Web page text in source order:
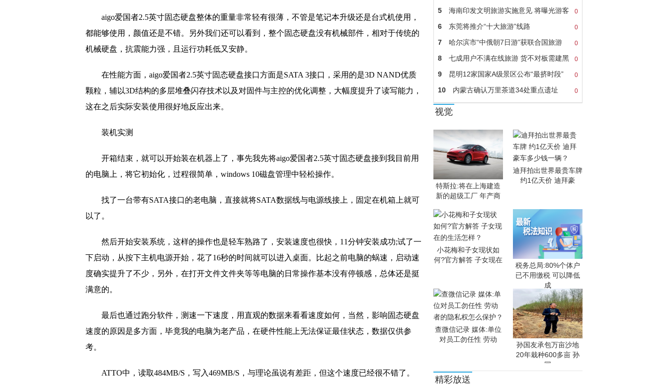
aigo爱国者2.5英寸固态硬盘整体的重量非常轻有很薄，不管是笔记本升级还是台式机使用，
都能够使用，颜值还是不错。另外我们还可以看到，整个固态硬盘没有机械部件，相对于传统的
机械硬盘，抗震能力强，且运行功耗低又安静。
在性能方面，aigo爱国者2.5英寸固态硬盘接口方面是SATA 3接口，采用的是3D NAND优质
颗粒，辅以3D结构的多层堆叠闪存技术以及对固件与主控的优化调整，大幅度提升了读写能力，
这在之后实际安装使用很好地反应出来。
装机实测
开箱结束，就可以开始装在机器上了，事先我先将aigo爱国者2.5英寸固态硬盘接到我目前用
的电脑上，将它初始化，过程很简单，windows 10磁盘管理中轻松操作。
找了一台带有SATA接口的老电脑，直接就将SATA数据线与电源线接上，固定在机箱上就可
以了。
然后开始安装系统，这样的操作也是轻车熟路了，安装速度也很快，11分钟安装成功;试了一
下启动，从按下主机电源开始，花了16秒的时间就可以进入桌面。比起之前电脑的蜗速，启动速
度确实提升了不少，另外，在打开文件文件夹等等电脑的日常操作基本没有停顿感，总体还是挺
满意的。
最后也通过跑分软件，测速一下速度，用直观的数据来看看速度如何，当然，影响固态硬盘
速度的原因是多方面，毕竟我的电脑为老产品，在硬件性能上无法保证最佳状态，数据仅供参
考。
ATTO中，读取484MB/S，写入469MB/S，与理论虽说有差距，但这个速度已经很不错了。
0
5 海南印发文明旅游实施意见 将曝光游客
0
6 东莞将推介“十大旅游”线路
0
7 哈尔滨市“中俄朝7日游”获联合国旅游
0
8 七成用户不满在线旅游 货不对板需建黑
0
9 昆明12家国家A级景区公布“最挤时段”
0
10 内蒙古确认万里茶道34处重点遗址
视觉
特斯拉:将在上海建造
新的超级工厂 年产商
迪拜拍出世界最贵车牌
约1亿天价 迪拜豪
小花梅和子女现状如
何?官方解答 子女现在
税务总局:80%个体户
已不用缴税 可以降低
成
查微信记录 媒体:单位
对员工勿任性 劳动
孙国友承包万亩沙地
20年栽种600多亩 孙
国
精彩放送